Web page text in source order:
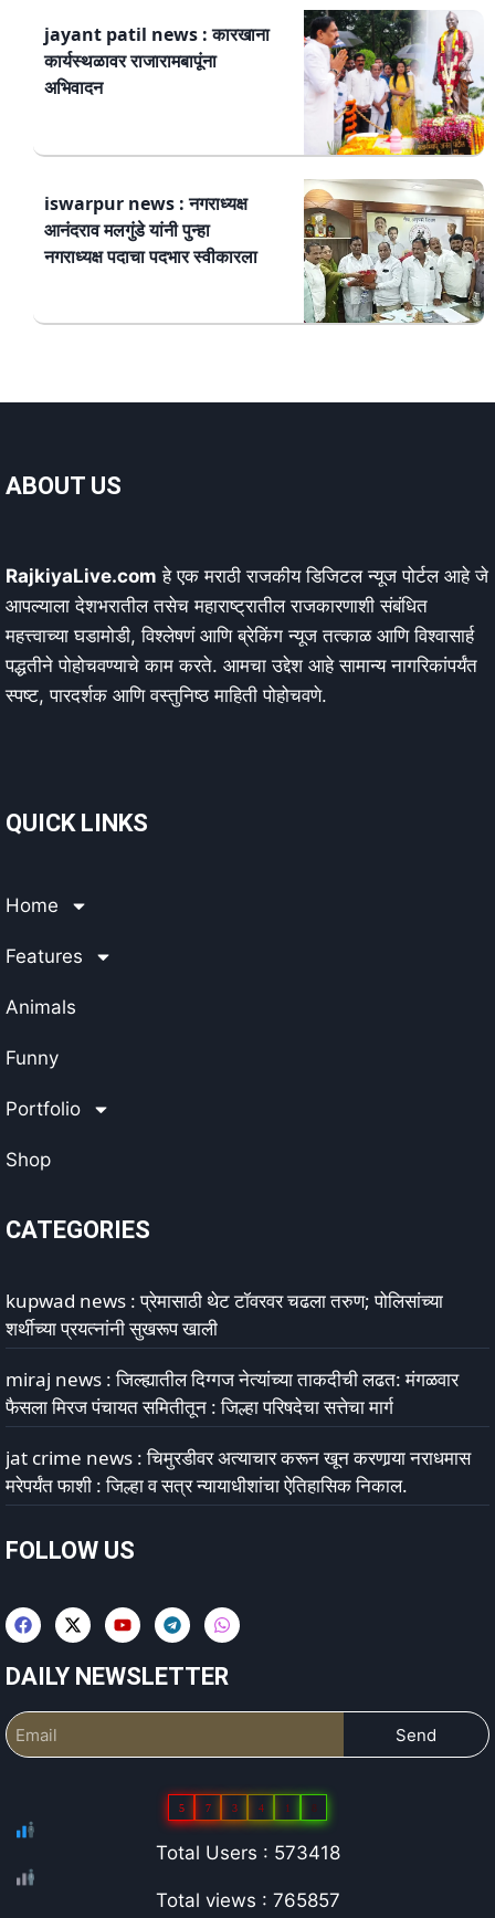
jayant patil news : कारखाना
कार्यस्थळावर राजारामबापूंना
अभिवादन
iswarpur news : नगराध्यक्ष
आनंदराव मलगुंडे यांनी पुन्हा
नगराध्यक्ष पदाचा पदभार स्वीकारला
ABOUT US
RajkiyaLive.com हे एक मराठी राजकीय डिजिटल न्यूज पोर्टल आहे जे
आपल्याला देशभरातील तसेच महाराष्ट्रातील राजकारणाशी संबंधित
महत्त्वाच्या घडामोडी, विश्लेषणं आणि ब्रेकिंग न्यूज तत्काळ आणि विश्वासार्ह
पद्धतीने पोहोचवण्याचे काम करते. आमचा उद्देश आहे सामान्य नागरिकांपर्यंत
स्पष्ट, पारदर्शक आणि वस्तुनिष्ठ माहिती पोहोचवणे.
QUICK LINKS
Home
Features
Animals
Funny
Portfolio
Shop
CATEGORIES
kupwad news : प्रेमासाठी थेट टॉवरवर चढला तरुण; पोलिसांच्या
शर्थीच्या प्रयत्नांनी सुखरूप खाली
miraj news : जिल्ह्यातील दिग्गज नेत्यांच्या ताकदीची लढत: मंगळवार
फैसला मिरज पंचायत समितीतून : जिल्हा परिषदेचा सत्तेचा मार्ग
jat crime news : चिमुरडीवर अत्याचार करून खून करणार्‍या नराधमास
मरेपर्यंत फाशी : जिल्हा व सत्र न्यायाधीशांचा ऐतिहासिक निकाल.
FOLLOW US
DAILY NEWSLETTER
Send
5 7 3 4 1 8
Total Users : 573418
Total views : 765857